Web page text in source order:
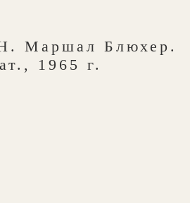
Маршал Блюхер.
1965 г.